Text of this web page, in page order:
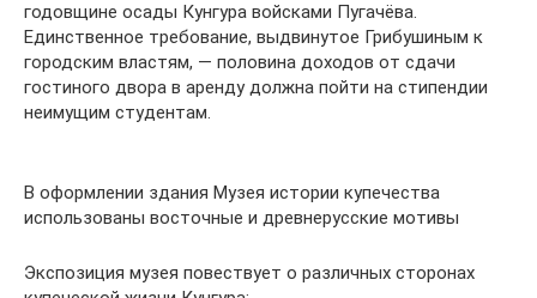
годовщине осады Кунгура войсками Пугачёва.
Единственное требование, выдвинутое Грибушиным к
городским властям, — половина доходов от сдачи
гостиного двора в аренду должна пойти на стипендии
неимущим студентам.
В оформлении здания Музея истории купечества
использованы восточные и древнерусские мотивы
Экспозиция музея повествует о различных сторонах